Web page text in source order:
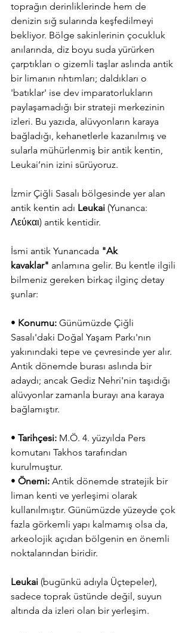
toprağın derinliklerinde hem de
denizin sığ sularında keşfedilmeyi
bekliyor. Bölge sakinlerinin çocukluk
anılarında, diz boyu suda yürürken
çarptıkları o gizemli taşlar aslında antik
bir limanın rıhtımları; daldıkları o
'batıklar' ise dev imparatorlukların
paylaşamadığı bir strateji merkezinin
izleri. Bu yazıda, alüvyonların karaya
bağladığı, kehanetlerle kazanılmış ve
sularla mühürlenmiş bir antik kentin,
Leukai’nin izini sürüyoruz.
İzmir Çiğli Sasalı bölgesinde yer alan
antik kentin adı Leukai (Yunanca:
Λεύκαι) antik kentidir.
İsmi antik Yunancada "Ak
kavaklar" anlamına gelir. Bu kentle ilgili
bilmeniz gereken birkaç ilginç detay
şunlar:
• Konumu: Günümüzde Çiğli
Sasalı'daki Doğal Yaşam Parkı'nın
yakınındaki tepe ve çevresinde yer alır.
Antik dönemde burası aslında bir
adaydı; ancak Gediz Nehri'nin taşıdığı
alüvyonlar zamanla burayı ana karaya
bağlamıştır.
• Tarihçesi: M.Ö. 4. yüzyılda Pers
komutanı Takhos tarafından
kurulmuştur.
• Önemi: Antik dönemde stratejik bir
liman kenti ve yerleşimi olarak
kullanılmıştır. Günümüzde yüzeyde çok
fazla görkemli yapı kalmamış olsa da,
arkeolojik açıdan bölgenin en önemli
noktalarından biridir.
Leukai (bugünkü adıyla Üçtepeler),
sadece toprak üstünde değil, suyun
altında da izleri olan bir yerleşim.